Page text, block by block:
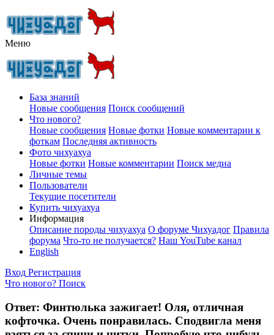
Меню
База знаний
Новые сообщения Поиск сообщений
Что нового?
Новые сообщения Новые фотки Новые комментарии к
фоткам Последняя активность
Фото чихуахуа
Новые фотки Новые комментарии Поиск медиа
Личные темы
Пользователи
Текущие посетители
Купить чихуахуа
Информация
Описание породы чихуахуа О форуме Чихуадог Правила
форума Что-то не получается? Наш YouTube канал
English
Вход Регистрация
Что нового? Поиск
Ответ: Финтюлька зажигает! Оля, отличная
кофточка. Очень понравилась. Сподвигла меня